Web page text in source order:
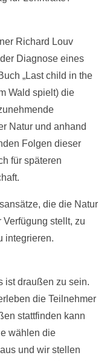
Richard Louv
Diagnose eines
„Last child in the
Wald spielt) die
Natur und anhand
Folgen dieser
für späteren
die die Natur
stellt, zu
integrieren.
ist draußen zu sein.
die Teilnehmer
stattfinden kann
wählen die
und wir stellen